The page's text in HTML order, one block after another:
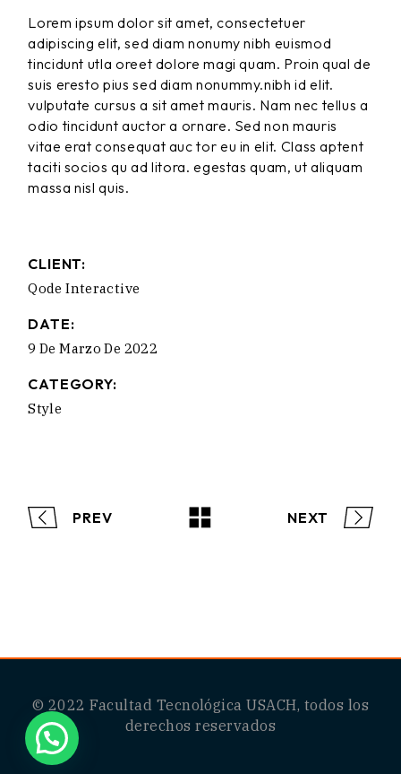
Lorem ipsum dolor sit amet, consectetuer
adipiscing elit, sed diam nonumy nibh euismod
tincidunt utla oreet dolore magi quam. Proin qual de
suis eresto pius sed diam nonummy.nibh id elit.
vulputate cursus a sit amet mauris. Nam nec tellus a
odio tincidunt auctor a ornare. Sed non mauris
vitae erat consequat auc tor eu in elit. Class aptent
taciti socios qu ad litora. egestas quam, ut aliquam
massa nisl quis.
CLIENT:
Qode Interactive
DATE:
9 De Marzo De 2022
CATEGORY:
Style
PREV NEXT
© 2022Facultad Tecnológica USACH, todos los
derechos reservados